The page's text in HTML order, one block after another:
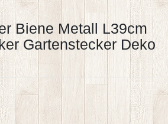
Biene Metall L39cm
Gartenstecker Deko